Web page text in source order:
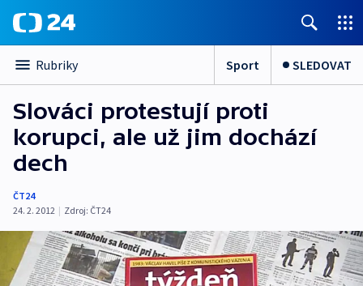
Rubriky Sport SLEDOVAT
Slováci protestují proti
korupci, ale už jim dochází
dech
ČT24
24. 2. 2012 | Zdroj: ČT24